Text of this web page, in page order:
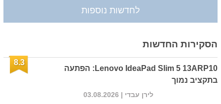
לחדשות נוספות
הסקירות החדשות
Lenovo IdeaPad Slim 5 13ARP10: הפתעה
בתקציב נמוך
8.3
לירן עבדי | 03.08.2026